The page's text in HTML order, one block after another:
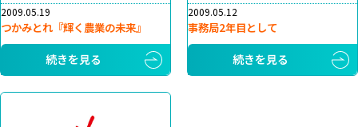
2009.05.19
つかみとれ『輝く農業の未来』
続きを見る
2009.05.12
事務局2年目として
続きを見る